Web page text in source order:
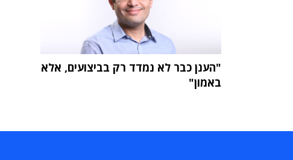
"הענן כבר לא נמדד רק בביצועים, אלא
באמון"